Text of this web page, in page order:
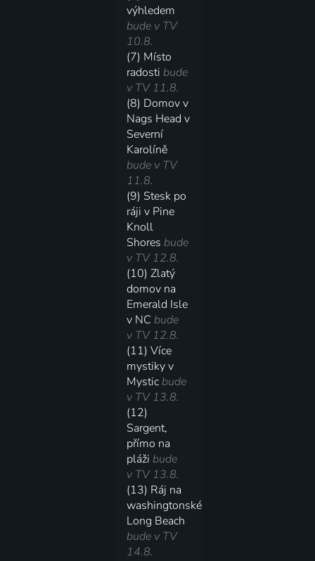
výhledem
bude v TV
10.8.
(7) Místo
radostibude
v TV 11.8.
(8) Domov v
Nags Head v
Severní
Karolíně
bude v TV
11.8.
(9) Stesk po
ráji v Pine
Knoll
Shoresbude
v TV 12.8.
(10) Zlatý
domov na
Emerald Isle
v NCbude
v TV 12.8.
(11) Více
mystiky v
Mysticbude
v TV 13.8.
(12)
Sargent,
přímo na
plážibude
v TV 13.8.
(13) Ráj na
washingtonské
Long Beach
bude v TV
14.8.